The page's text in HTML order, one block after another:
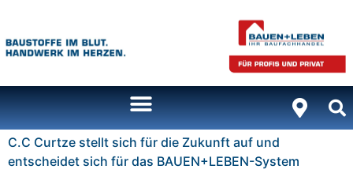
C.C Curtze stellt sich für die Zukunft auf und
entscheidet sich für das BAUEN+LEBEN-System